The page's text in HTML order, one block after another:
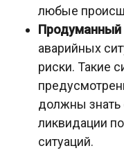
любые
Продуманный
аварийных
риски. Такие
должны знать
ликвидации
ситуаций.